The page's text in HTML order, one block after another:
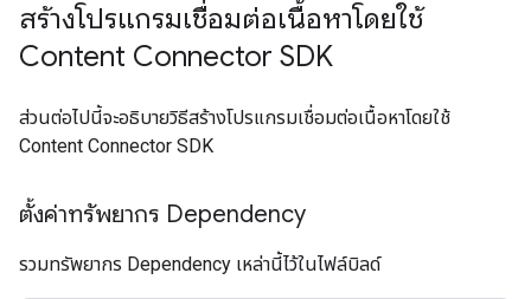
สร้างโปรแกรมเชื่อมต่อเนื้อหาโดยใช้
Content Connector SDK
ส่วนต่อไปนี้จะอธิบายวิธีสร้างโปรแกรมเชื่อมต่อเนื้อหาโดยใช้
Content Connector SDK
ตั้งค่าทรัพยากร Dependency
รวมทรัพยากร Dependency เหล่านี้ไว้ในไฟล์บิลด์